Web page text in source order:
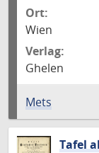
Ort:
Wien
Verlag:
Ghelen
Mets
Tafel